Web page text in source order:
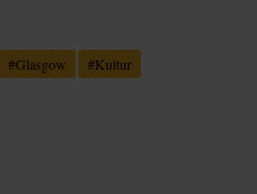
#Glasgow #Kultur